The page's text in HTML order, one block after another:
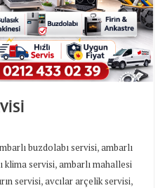
buzdolabı servisi,ambarlı
klima servisi,ambarlı mahallesi
servisi,avcılar arçelik servisi,